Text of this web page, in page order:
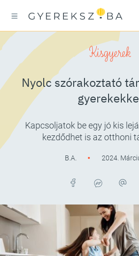
Kisgyerek
Nyolc szórakoztató
Kapcsoljatok be egy jó kis
kezdődhet is az otthoni
B.A. 2024.